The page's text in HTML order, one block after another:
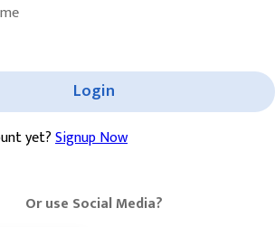
Login
yet?Signup Now
Or use Social Media?